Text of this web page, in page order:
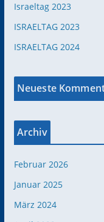
Israeltag 2023
ISRAELTAG 2023
ISRAELTAG 2024
Neueste
Archiv
Februar 2026
Januar 2025
März 2024